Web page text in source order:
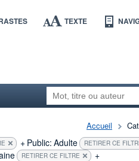
TEXTE
Accueil
+ Public: Adulte RETIRER CE
RETIRER CE FILTRE
+